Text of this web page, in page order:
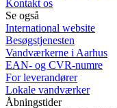
Kontakt os
Se også
International website
Besøgstjenesten
Vandværkerne i Aarhus
EAN- og CVR-numre
For leverandører
Lokale vandværker
Åbningstider